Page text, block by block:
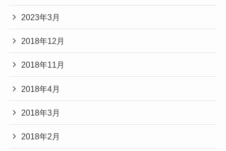
2023年3月
2018年12月
2018年11月
2018年4月
2018年3月
2018年2月